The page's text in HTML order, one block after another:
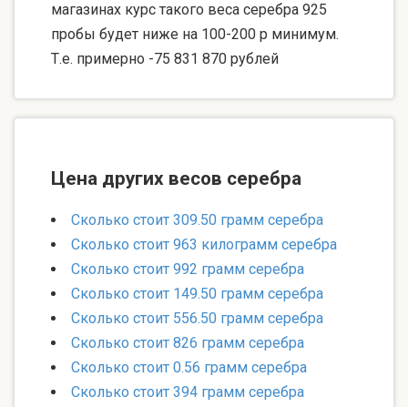
магазинах курс такого веса серебра 925
пробы будет ниже на 100-200 р минимум.
Т.е. примерно -75 831 870 рублей
Цена других весов серебра
Сколько стоит 309.50 грамм серебра
Сколько стоит 963 килограмм серебра
Сколько стоит 992 грамм серебра
Сколько стоит 149.50 грамм серебра
Сколько стоит 556.50 грамм серебра
Сколько стоит 826 грамм серебра
Сколько стоит 0.56 грамм серебра
Сколько стоит 394 грамм серебра